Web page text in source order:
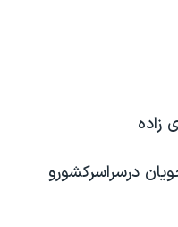
زاده
درسراسرکشورو